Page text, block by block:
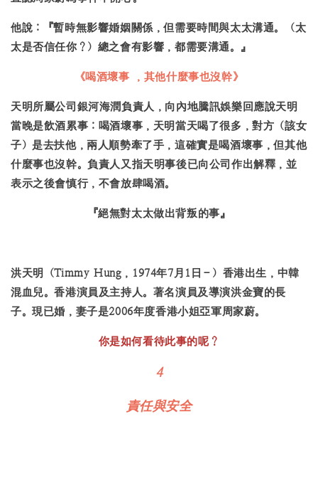
他說：『暫時無影響婚姻關係，但需要時間與太太溝通。（太
太是否信任你？）總之會有影響，都需要溝通。』
《喝酒壞事 ，其他什麼事也沒幹》
天明所屬公司銀河海潤負責人，向內地騰訊娛樂回應說天明
當晚是飲酒累事：喝酒壞事，天明當天喝了很多，對方（該女
子）是去扶他，兩人順勢牽了手，這確實是喝酒壞事，但其他
什麼事也沒幹。負責人又指天明事後已向公司作出解釋，並
表示之後會慎行，不會放肆喝酒。
『絕無對太太做出背叛的事』
洪天明（Timmy Hung，1974年7月1日－）香港出生，中韓
混血兒。香港演員及主持人。著名演員及導演洪金寶的長
子。現已婚，妻子是2006年度香港小姐亞軍周家蔚。
你是如何看待此事的呢？
4
責任與安全